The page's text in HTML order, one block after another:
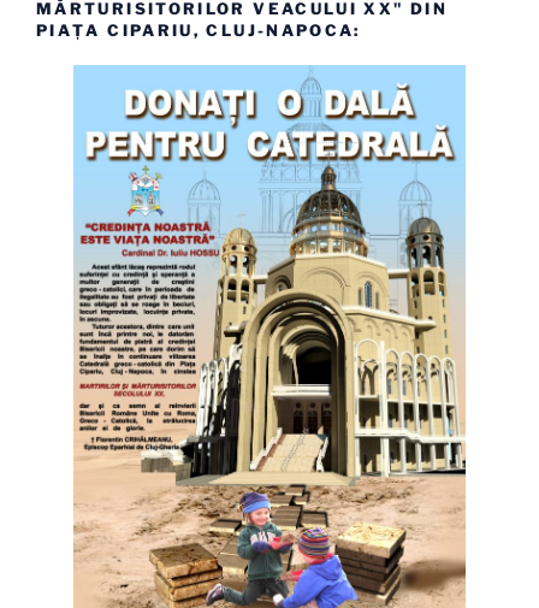
MĂRTURISITORILOR VEACULUI XX" DIN
PIAȚA CIPARIU, CLUJ-NAPOCA: